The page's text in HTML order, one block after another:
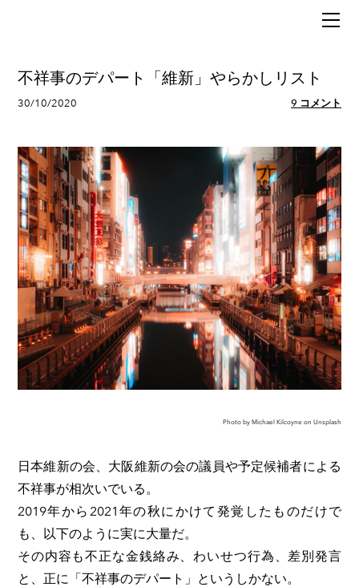
不祥事のデパート「維新」やらかしリスト
30/10/2020 9 コメント
Photo by Michael Kilcoyne on Unsplash
日本維新の会、大阪維新の会の議員や予定候補者による
不祥事が相次いでいる。
2019年から2021年の秋にかけて発覚したものだけで
も、以下のように実に大量だ。
その内容も不正な金銭絡み、わいせつ行為、差別発言
と、正に「不祥事のデパート」というしかない。
POLITICS